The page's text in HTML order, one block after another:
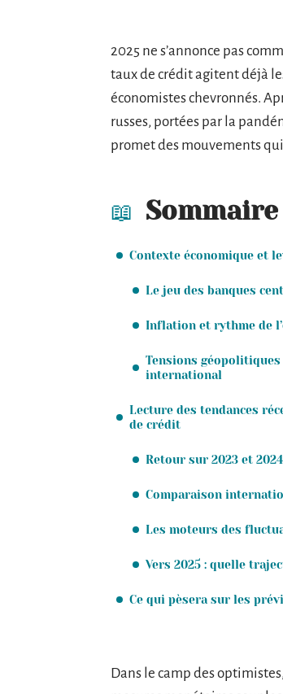
2025 ne s’annonce pas
taux de crédit agitent déjà
économistes chevronnés.
russes, portées par la
promet des mouvements
Sommaire
Contexte économique et
Le jeu des banques
Inflation et rythme de
Tensions géopolitiques
international
Lecture des tendances
de crédit
Retour sur 2023 et 2024
Comparaison
Les moteurs des
Vers 2025 : quelle
Ce qui pèsera sur les
Dans le camp des